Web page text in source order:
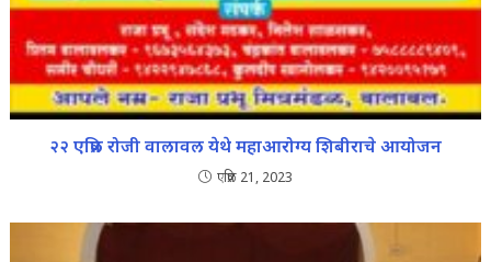
२२ एप्रिल रोजी वालावल येथे महाआरोग्य शिबीराचे आयोजन
एप्रिल 21, 2023